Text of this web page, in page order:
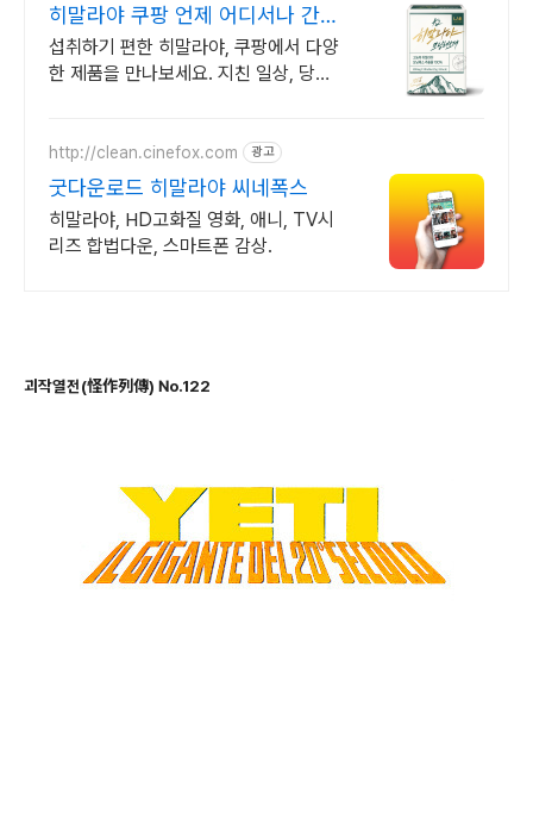
히말라야 쿠팡 언제 어디서나 간편
하게
섭취하기 편한 히말라야, 쿠팡에서 다양
한 제품을 만나보세요. 지친 일상, 당신
http://clean.cinefox.com 광고
굿다운로드 히말라야 씨네폭스
히말라야, HD고화질 영화, 애니, TV시
리즈 합법다운, 스마트폰 감상.
괴작열전(怪作列傳) No.122